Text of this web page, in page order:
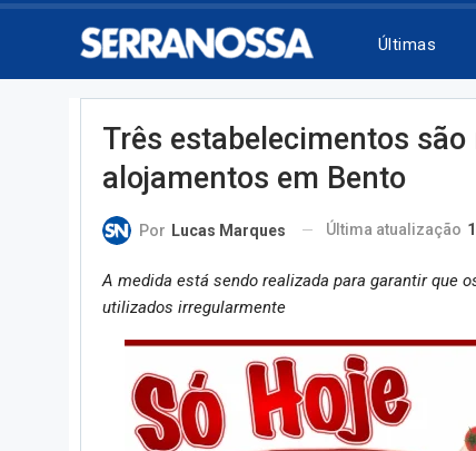
Últimas
Três estabelecimentos
alojamentos em Bento
Por Lucas Marques Última atualização
A medida está sendo realizada para garantir que
utilizados irregularmente